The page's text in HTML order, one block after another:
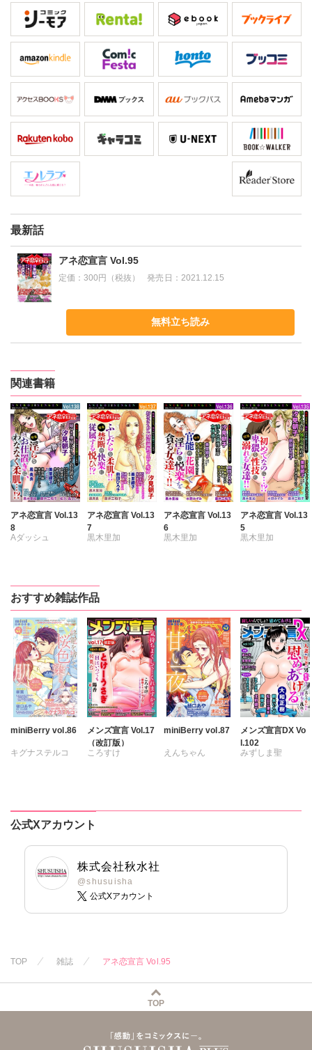
最新話
アネ恋宣言 Vol.95
定価：300円（税抜） 発売日： 2021.12.15
無料立ち読み
関連書籍
アネ恋宣言 Vol.13
8
Aダッシュ
中村晴子
藤井三和子
美里繚子 鳳青良
愛かほる
アネ恋宣言 Vol.13
7
黒木里加
中村晴子
藤井三和子
美里繚子 鳳青良
愛かほる
アネ恋宣言 Vol.13
6
黒木里加
藤井三和子
美里繚子
愛かほる
アネ恋宣言 Vol.13
5
黒木里加
藤井三和子
美里繚子
愛かほる
おすすめ雑誌作品
miniBerry vol.86
キグナステルコ
美月李予
さんかく
踊る毒林檎
沢音千尋
藤春都
片山絢森
テラーノベル
メンズ宣言 Vol.17
（改訂版）
ころすけ
孫陽州
岬ゆきひろ 陽香
miniBerry vol.87
えんちゃん
渡辺くらこ
沢音千尋 藤春都
テラーノベル
メンズ宣言DX Vo
l.102
みずしま聖
葉月かずお
公式Xアカウント
株式会社秋水社
@shusuisha
公式Xアカウント
TOP 雑誌 アネ恋宣言 Vol.95
TOP